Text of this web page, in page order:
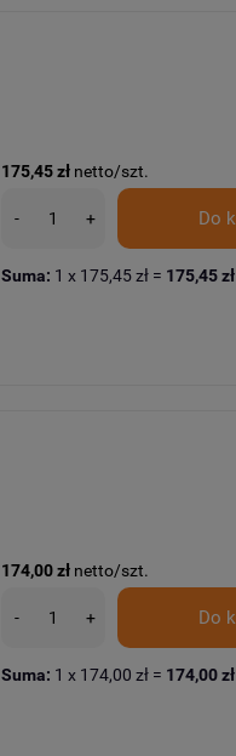
175,45 zł netto/szt.
- + Do
Suma: 1 x 175,45 zł = 175,45 zł
174,00 zł netto/szt.
- + Do
Suma: 1 x 174,00 zł = 174,00 zł